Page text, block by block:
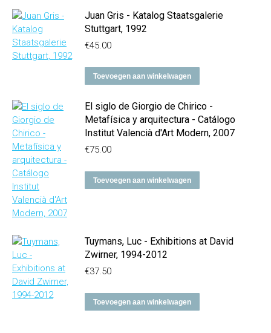
Juan Gris - Katalog Staatsgalerie
Stuttgart, 1992
€45.00
Toevoegen aan winkelwagen
El siglo de Giorgio de Chirico -
Metafísica y arquitectura - Catálogo
Institut Valencià d'Art Modern, 2007
€75.00
Toevoegen aan winkelwagen
Tuymans, Luc - Exhibitions at David
Zwirner, 1994-2012
€37.50
Toevoegen aan winkelwagen